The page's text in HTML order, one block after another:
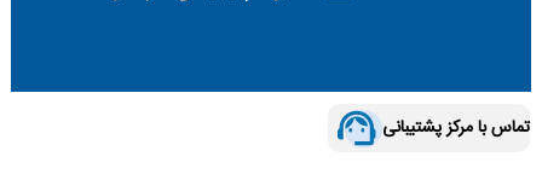
تماس با مرکز پشتیبانی